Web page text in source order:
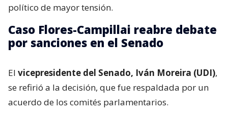
político de mayor tensión.
Caso Flores-Campillai reabre debate
por sanciones en el Senado
El vicepresidente del Senado, Iván Moreira (UDI),
se refirió a la decisión, que fue respaldada por un
acuerdo de los comités parlamentarios.